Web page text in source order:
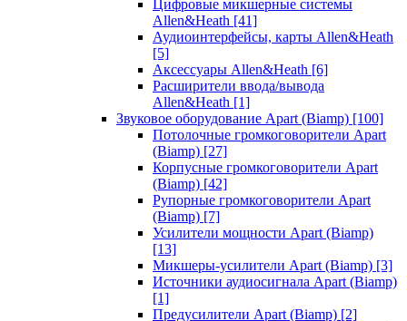
Цифровые микшерные системы
Allen&Heath [41]
Аудиоинтерфейсы, карты Allen&Heath
[5]
Аксессуары Allen&Heath [6]
Расширители ввода/вывода
Allen&Heath [1]
Звуковое оборудование Apart (Biamp) [100]
Потолочные громкоговорители Apart
(Biamp) [27]
Корпусные громкоговорители Apart
(Biamp) [42]
Рупорные громкоговорители Apart
(Biamp) [7]
Усилители мощности Apart (Biamp)
[13]
Микшеры-усилители Apart (Biamp) [3]
Источники аудиосигнала Apart (Biamp)
[1]
Предусилители Apart (Biamp) [2]